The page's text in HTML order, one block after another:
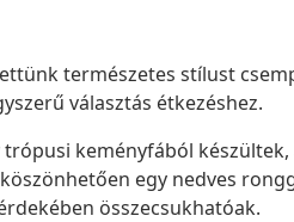
természetes stílust
választás étkezéshez.
keményfából
egy nedves
összecsukhatóak.